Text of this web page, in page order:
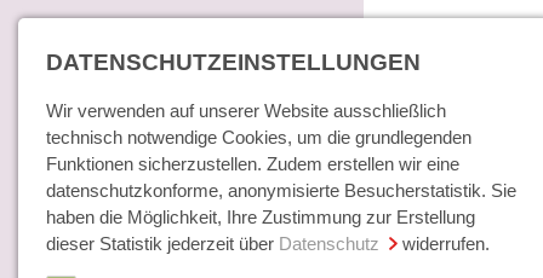
Home
DATENSCHUTZEINSTELLUNGEN
Wir verwenden auf unserer Website ausschließlich
technisch notwendige Cookies, um die grundlegenden
Funktionen sicherzustellen. Zudem erstellen wir eine
datenschutzkonforme, anonymisierte Besucherstatistik. Sie
haben die Möglichkeit, Ihre Zustimmung zur Erstellung
dieser Statistik jederzeit über Datenschutz widerrufen.